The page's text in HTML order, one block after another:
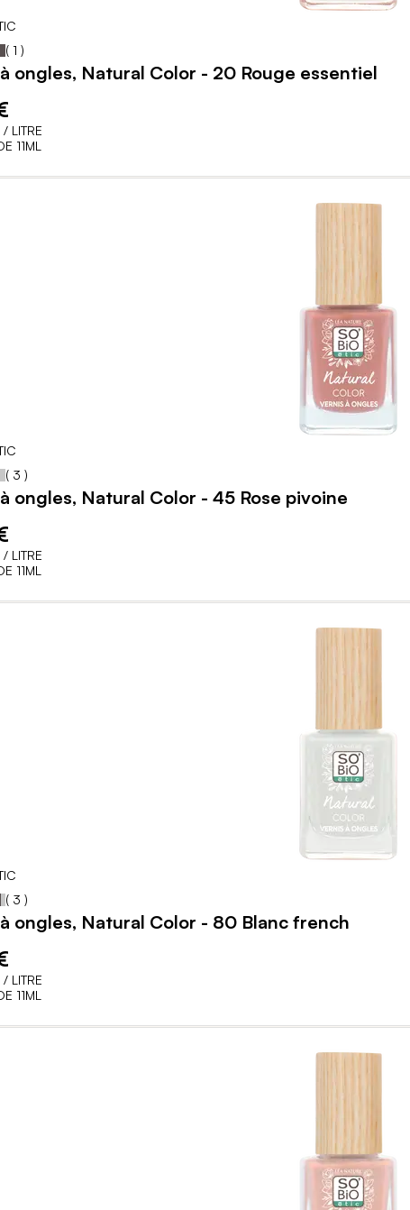
100
% of
( 1 )
ongles, Natural Color - 20 Rouge essentiel
/ LITRE
11ML
87
% of
( 3 )
ongles, Natural Color - 45 Rose pivoine
/ LITRE
11ML
93
% of
( 3 )
ongles, Natural Color - 80 Blanc french
/ LITRE
11ML